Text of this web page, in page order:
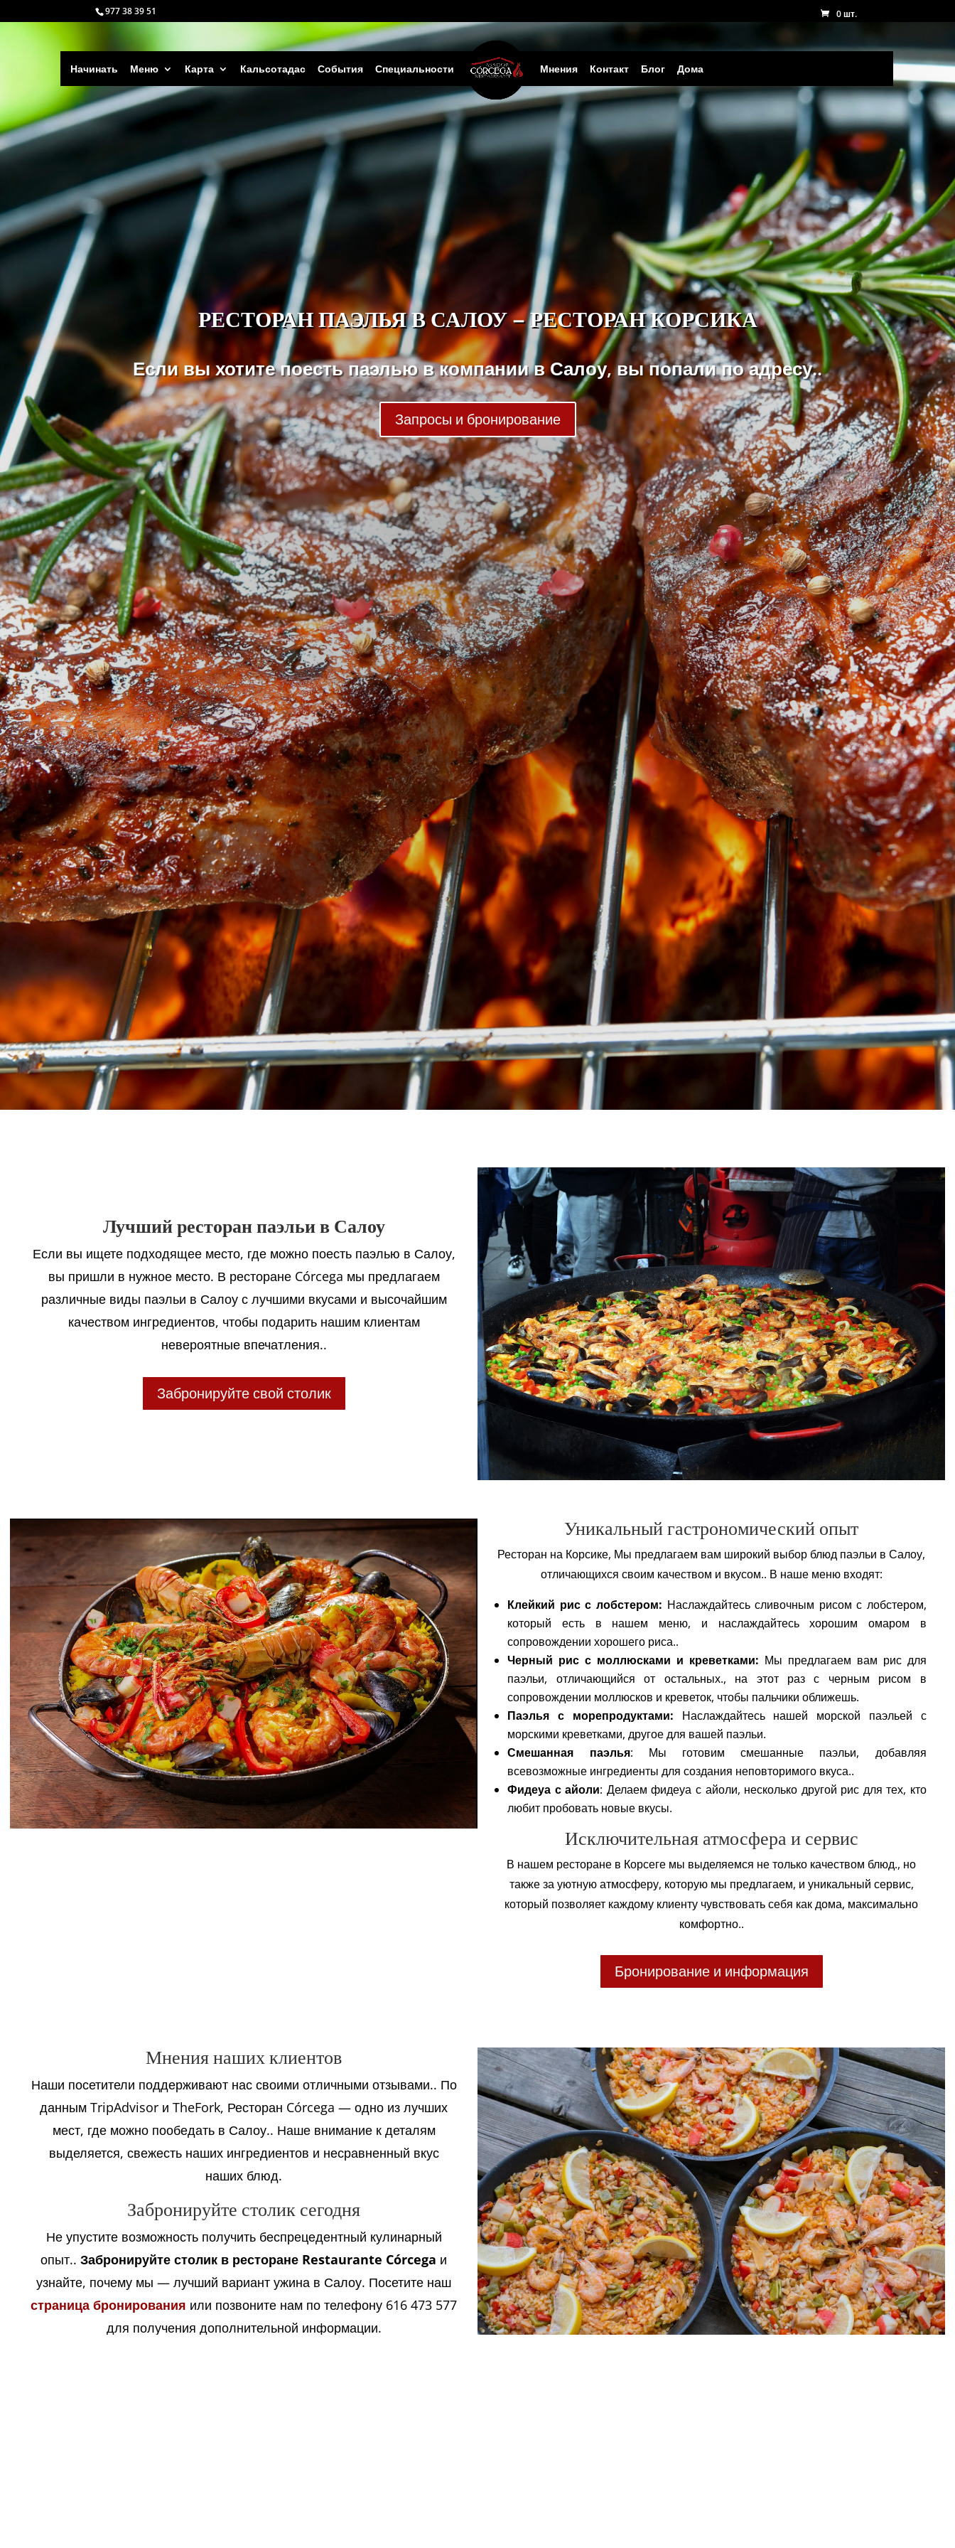
977 38 39 51 0 шт.
Начинать Меню Карта Кальсотадас События Специальности Мнения Контакт Блог Дома
РЕСТОРАН ПАЭЛЬЯ В САЛОУ – РЕСТОРАН КОРСИКА
Если вы хотите поесть паэлью в компании в Салоу, вы попали по адресу..
Запросы и бронирование
Лучший ресторан паэльи в Салоу
Если вы ищете подходящее место, где можно поесть паэлью в Салоу,
вы пришли в нужное место. В ресторане Córcega мы предлагаем
различные виды паэльи в Салоу с лучшими вкусами и высочайшим
качеством ингредиентов, чтобы подарить нашим клиентам
невероятные впечатления..
Забронируйте свой столик
Уникальный гастрономический опыт
Ресторан на Корсике, Мы предлагаем вам широкий выбор блюд паэльи в Салоу,
отличающихся своим качеством и вкусом.. В наше меню входят:
Клейкий рис с лобстером: Наслаждайтесь сливочным рисом с лобстером,
который есть в нашем меню, и наслаждайтесь хорошим омаром в
сопровождении хорошего риса..
Черный рис с моллюсками и креветками: Мы предлагаем вам рис для
паэльи, отличающийся от остальных., на этот раз с черным рисом в
сопровождении моллюсков и креветок, чтобы пальчики оближешь.
Паэлья с морепродуктами: Наслаждайтесь нашей морской паэльей с
морскими креветками, другое для вашей паэльи.
Смешанная паэлья: Мы готовим смешанные паэльи, добавляя
всевозможные ингредиенты для создания неповторимого вкуса..
Фидеуа с айоли: Делаем фидеуа с айоли, несколько другой рис для тех, кто
любит пробовать новые вкусы.
Исключительная атмосфера и сервис
В нашем ресторане в Корсеге мы выделяемся не только качеством блюд., но
также за уютную атмосферу, которую мы предлагаем, и уникальный сервис,
который позволяет каждому клиенту чувствовать себя как дома, максимально
комфортно..
Бронирование и информация
Мнения наших клиентов
Наши посетители поддерживают нас своими отличными отзывами.. По
данным TripAdvisor и TheFork, Ресторан Córcega — одно из лучших
мест, где можно пообедать в Салоу.. Наше внимание к деталям
выделяется, свежесть наших ингредиентов и несравненный вкус
наших блюд.
Забронируйте столик сегодня
Не упустите возможность получить беспрецедентный кулинарный
опыт.. Забронируйте столик в ресторане Restaurante Córcega и
узнайте, почему мы — лучший вариант ужина в Салоу. Посетите наш
страница бронирования или позвоните нам по телефону 616 473 577
для получения дополнительной информации.